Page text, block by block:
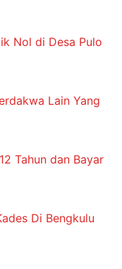
Nol di Desa Pulo
Lain Yang
Tahun dan Bayar
Di Bengkulu